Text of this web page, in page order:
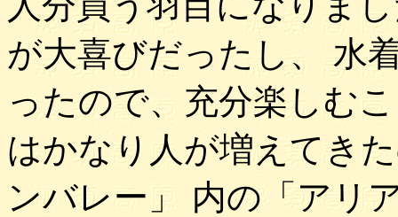
が大喜びだったし、 水
ったので、充分楽しむ
はかなり人が増えてき
ンバレー」 内の「ア